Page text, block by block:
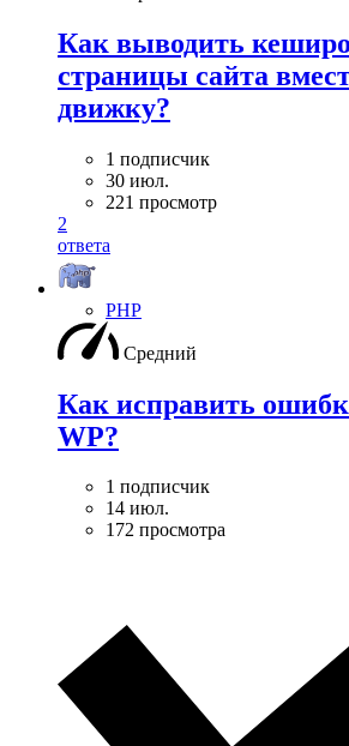
Как выводить
страницы сайта
движку?
1 подписчик
30 июл.
221 просмотр
2
ответа
PHP
Средний
Как исправить
WP?
1 подписчик
14 июл.
172 просмотра